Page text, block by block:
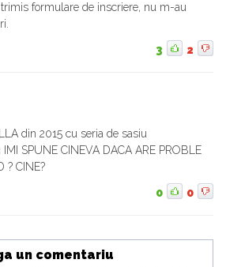
formulare de inscriere, nu m-au
3 2
din 2015 cu seria de sasiu
SPUNE CINEVA DACA ARE PROBLE
? CINE?
0 0
un comentariu